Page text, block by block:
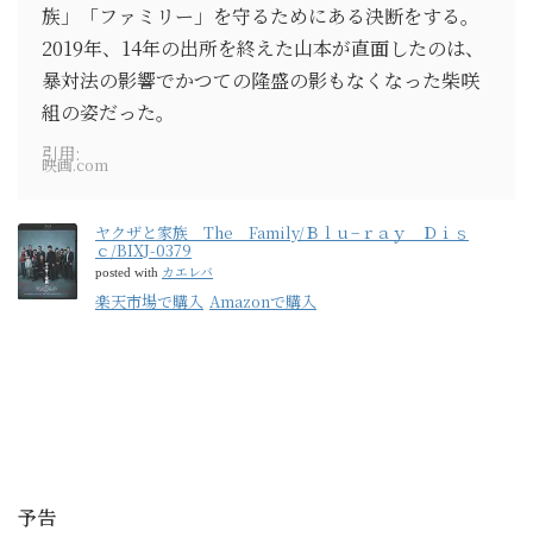
族」「ファミリー」を守るためにある決断をする。
2019年、14年の出所を終えた山本が直面したのは、
暴対法の影響でかつての隆盛の影もなくなった柴咲
組の姿だった。
引用:
映画.com
ヤクザと家族 The Family/Ｂｌｕ−ｒａｙ Ｄｉｓ
ｃ/BIXJ-0379
posted with カエレバ
楽天市場で購入 Amazonで購入
予告